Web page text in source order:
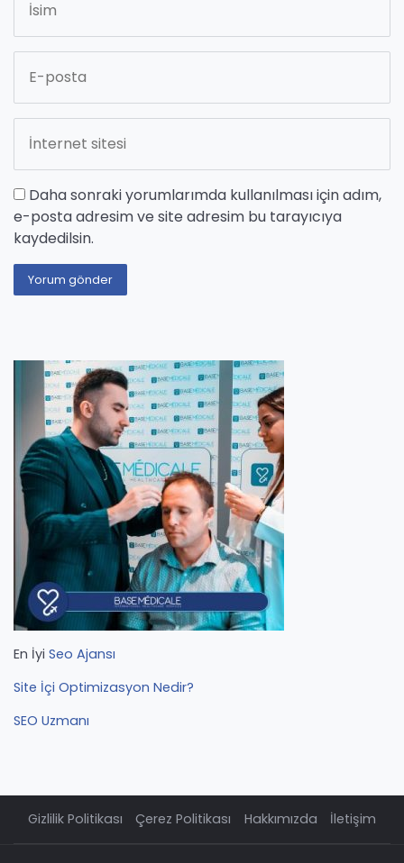
Daha sonraki yorumlarımda kullanılması için adım,
e-posta adresim ve site adresim bu tarayıcıya
kaydedilsin.
En İyi Seo Ajansı
Site İçi Optimizasyon Nedir?
SEO Uzmanı
Gizlilik Politikası Çerez Politikası Hakkımızda İletişim